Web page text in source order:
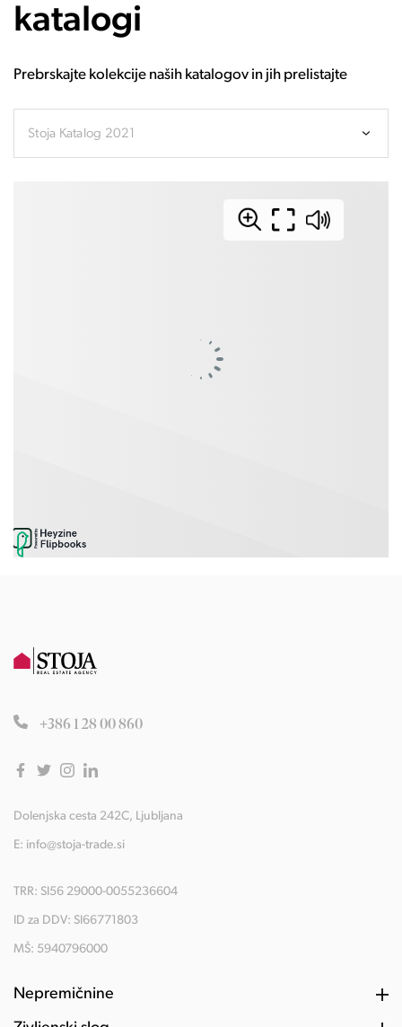
katalogi
Prebrskajte kolekcije naših katalogov in jih prelistajte
Stoja Katalog 2021
+386 1 28 00 860
Dolenjska cesta 242C, Ljubljana
E: info@stoja-trade.si
TRR: SI56 29000-0055236604
ID za DDV: SI66771803
MŠ: 5940796000
Nepremičnine